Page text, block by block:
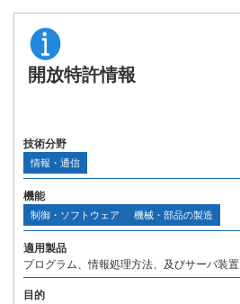
開放特許情報
技術分野
情報・通信
機能
制御・ソフトウェア 機械・部品の製造
適用製品
プログラム、情報処理方法、及びサーバ装置
目的